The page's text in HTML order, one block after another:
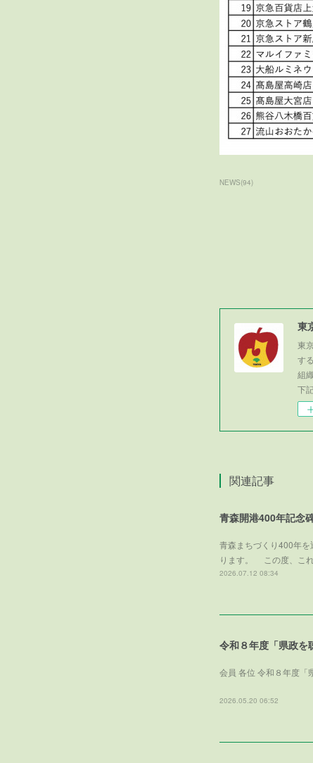
NEWS(94)
東
東
す
組
下
関連記事
青森開港400年記念
青森まちづくり400年
ります。 この度、これ
2026.07.12 08:34
令和８年度「県政を
会員 各位 令和８年度「
2026.05.20 06:52